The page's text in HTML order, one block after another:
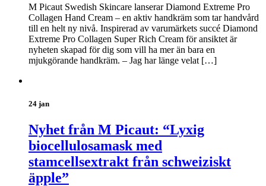
M Picaut Swedish Skincare lanserar Diamond Extreme Pro
Collagen Hand Cream – en aktiv handkräm som tar handvård
till en helt ny nivå. Inspirerad av varumärkets succé Diamond
Extreme Pro Collagen Super Rich Cream för ansiktet är
nyheten skapad för dig som vill ha mer än bara en
mjukgörande handkräm. – Jag har länge velat […]
24 jan
Nyhet från M Picaut: “Lyxig
biocellulosamask med
stamcellsextrakt från schweiziskt
äpple”